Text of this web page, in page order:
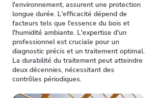
l'environnement, assurent une protection
longue durée. L'efficacité dépend de
facteurs tels que l'essence du bois et
l'humidité ambiante. L'expertise d'un
professionnel est cruciale pour un
diagnostic précis et un traitement optimal.
La durabilité du traitement peut atteindre
deux décennies, nécessitant des
contrôles périodiques.